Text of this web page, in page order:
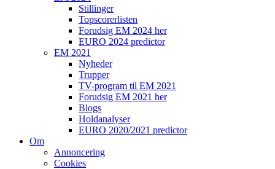
Stillinger
Topscorerlisten
Forudsig EM 2024 her
EURO 2024 predictor
EM 2021
Nyheder
Trupper
TV-program til EM 2021
Forudsig EM 2021 her
Blogs
Holdanalyser
EURO 2020/2021 predictor
Om
Annoncering
Cookies